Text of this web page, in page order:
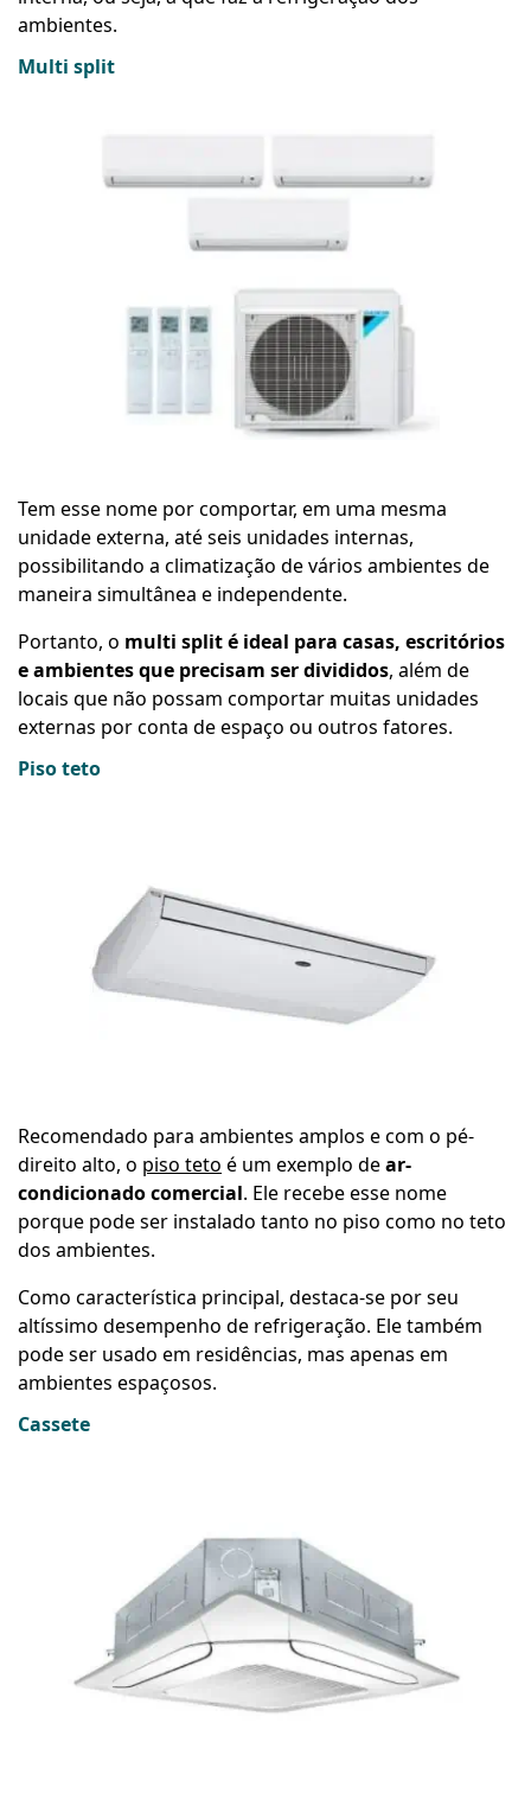
ambientes.
Multi split
Tem esse nome por comportar, em uma mesma
unidade externa, até seis unidades internas,
possibilitando a climatização de vários ambientes de
maneira simultânea e independente.
Portanto, o multi split é ideal para casas, escritórios
e ambientes que precisam ser divididos, além de
locais que não possam comportar muitas unidades
externas por conta de espaço ou outros fatores.
Piso teto
Recomendado para ambientes amplos e com o pé-
direito alto, o piso teto é um exemplo dear-
condicionado comercial. Ele recebe esse nome
porque pode ser instalado tanto no piso como no teto
dos ambientes.
Como característica principal, destaca-se por seu
altíssimo desempenho de refrigeração. Ele também
pode ser usado em residências, mas apenas em
ambientes espaçosos.
Cassete